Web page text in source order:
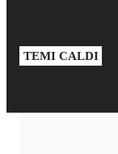
TEMI CALDI